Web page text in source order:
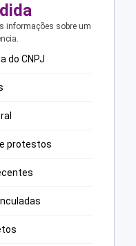
informações sobre um
do CNPJ
protestos